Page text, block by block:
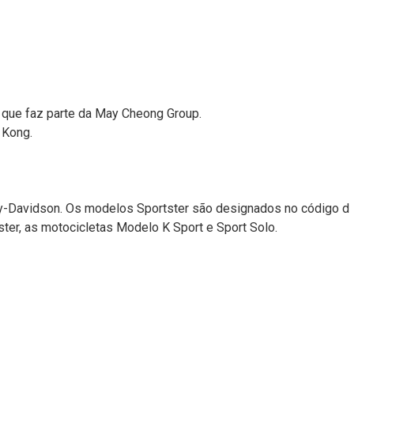
faz parte da May Cheong Group.
Os modelos Sportster são designados no código d
as motocicletas Modelo K Sport e Sport Solo.